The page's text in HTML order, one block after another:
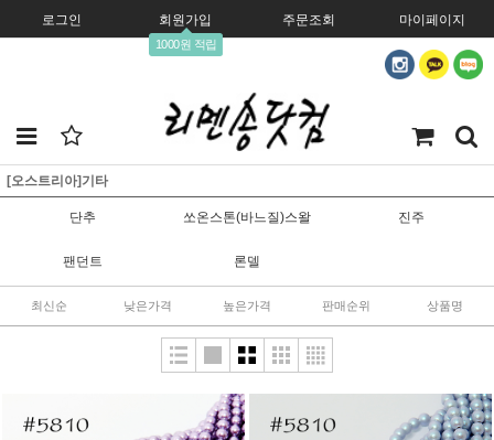
로그인 회원가입
1000원 적립
주문조회 마이페이지
[오스트리아]기타
단추 쏘온스톤(바느질)스왈 진주
팬던트 론델
최신순 낮은가격 높은가격 판매순위 상품명